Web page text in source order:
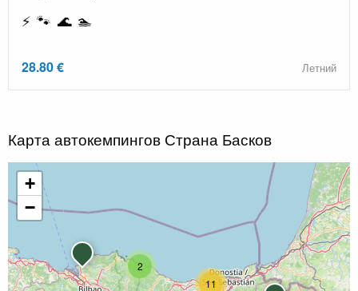
⚡ 🐾 🌊 🏊
28.80 € Летний
Карта автокемпингов Страна Басков
2
11
+
−